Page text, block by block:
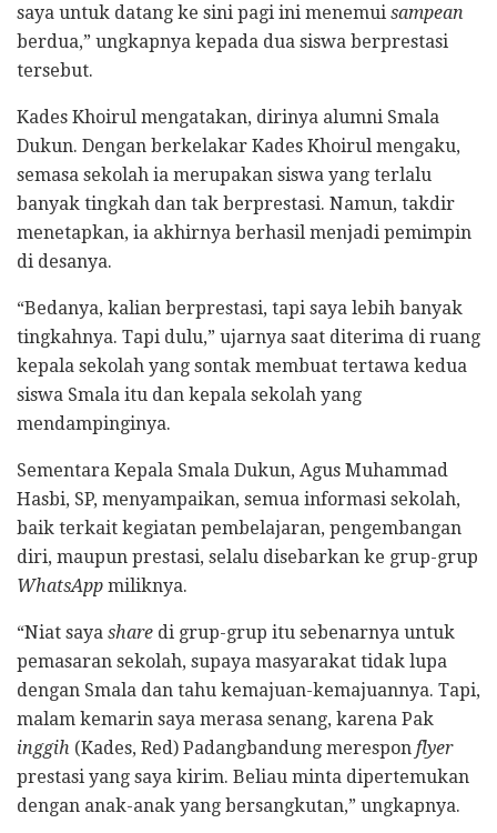
saya untuk datang ke sini pagi ini menemui sampean
berdua,” ungkapnya kepada dua siswa berprestasi
tersebut.
Kades Khoirul mengatakan, dirinya alumni Smala
Dukun. Dengan berkelakar Kades Khoirul mengaku,
semasa sekolah ia merupakan siswa yang terlalu
banyak tingkah dan tak berprestasi. Namun, takdir
menetapkan, ia akhirnya berhasil menjadi pemimpin
di desanya.
“Bedanya, kalian berprestasi, tapi saya lebih banyak
tingkahnya. Tapi dulu,” ujarnya saat diterima di ruang
kepala sekolah yang sontak membuat tertawa kedua
siswa Smala itu dan kepala sekolah yang
mendampinginya.
Sementara Kepala Smala Dukun, Agus Muhammad
Hasbi, SP, menyampaikan, semua informasi sekolah,
baik terkait kegiatan pembelajaran, pengembangan
diri, maupun prestasi, selalu disebarkan ke grup-grup
WhatsApp miliknya.
“Niat saya share di grup-grup itu sebenarnya untuk
pemasaran sekolah, supaya masyarakat tidak lupa
dengan Smala dan tahu kemajuan-kemajuannya. Tapi,
malam kemarin saya merasa senang, karena Pak
inggih (Kades, Red) Padangbandung merespon flyer
prestasi yang saya kirim. Beliau minta dipertemukan
dengan anak-anak yang bersangkutan,” ungkapnya.